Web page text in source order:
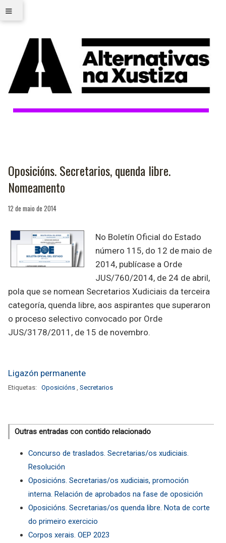
≡
Oposicións. Secretarios, quenda libre.
Nomeamento
12 de maio de 2014
No Boletín Oficial do Estado
número 115, do 12 de maio de
2014, publícase a Orde
JUS/760/2014, de 24 de abril,
pola que se nomean Secretarios Xudiciais da terceira
categoría, quenda libre, aos aspirantes que superaron
o proceso selectivo convocado por Orde
JUS/3178/2011, de 15 de novembro.
Ligazón permanente
Etiquetas: Oposicións Secretarios
Outras entradas con contido relacionado
Concurso de traslados. Secretarias/os xudiciais.
Resolución
Oposicións. Secretarias/os xudiciais, promoción
interna. Relación de aprobados na fase de oposición
Oposicións. Secretarias/os quenda libre. Nota de corte
do primeiro exercicio
Corpos xerais. OEP 2023